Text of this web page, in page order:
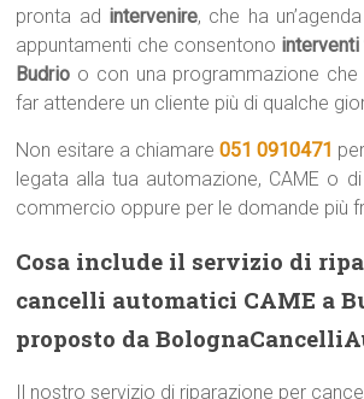
pronta ad intervenire, che ha
appuntamenti che consentono
Budrio o con una programmazione
far attendere un cliente più di qualche
Non esitare a chiamare 051 0910471
legata alla tua automazione, CAME o
commercio oppure per le domande più
Cosa include il servizio di
cancelli automatici CAME a
proposto da
Il nostro servizio di riparazione per